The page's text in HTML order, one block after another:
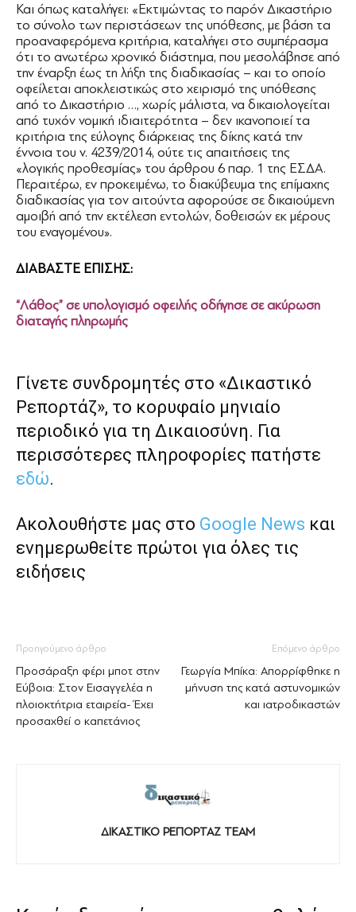
Και όπως καταλήγει: «Εκτιμώντας το παρόν Δικαστήριο
το σύνολο των περιστάσεων της υπόθεσης, με βάση τα
προαναφερόμενα κριτήρια, καταλήγει στο συμπέρασμα
ότι το ανωτέρω χρονικό διάστημα, που μεσολάβησε από
την έναρξη έως τη λήξη της διαδικασίας – και το οποίο
οφείλεται αποκλειστικώς στο χειρισμό της υπόθεσης
από το Δικαστήριο …, χωρίς μάλιστα, να δικαιολογείται
από τυχόν νομική ιδιαιτερότητα – δεν ικανοποιεί τα
κριτήρια της εύλογης διάρκειας της δίκης κατά την
έννοια του ν. 4239/2014, ούτε τις απαιτήσεις της
«λογικής προθεσμίας» του άρθρου 6 παρ. 1 της ΕΣΔΑ.
Περαιτέρω, εν προκειμένω, το διακύβευμα της επίμαχης
διαδικασίας για τον αιτούντα αφορούσε σε δικαιούμενη
αμοιβή από την εκτέλεση εντολών, δοθεισών εκ μέρους
του εναγομένου».
ΔΙΑΒΑΣΤΕ ΕΠΙΣΗΣ:
“Λάθος” σε υπολογισμό οφειλής οδήγησε σε ακύρωση
διαταγής πληρωμής
Γίνετε συνδρομητές στο «Δικαστικό
Ρεπορτάζ», το κορυφαίο μηνιαίο
περιοδικό για τη Δικαιοσύνη. Για
περισσότερες πληροφορίες πατήστε
εδώ.
Ακολουθήστε μας στο Google News και
ενημερωθείτε πρώτοι για όλες τις
ειδήσεις
Προηγούμενο άρθρο
Προσάραξη φέρι μποτ στην
Εύβοια: Στον Εισαγγελέα η
πλοιοκτήτρια εταιρεία- Έχει
προσαχθεί ο καπετάνιος
Επόμενο άρθρο
Γεωργία Μπίκα: Απορρίφθηκε η
μήνυση της κατά αστυνομικών
και ιατροδικαστών
ΔΙΚΑΣΤΙΚΟ ΡΕΠΟΡΤΑΖ TEAM